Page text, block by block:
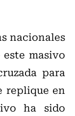
nacionales
masivo
para
replique en
ha sido